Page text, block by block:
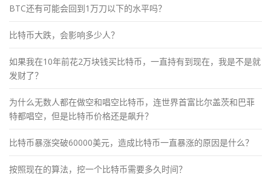
BTC还有可能会回到1万刀以下的水平吗？
比特币大跌，会影响多少人？
如果我在10年前花2万块钱买比特币，一直持有到现在，我是不是就
发财了？
为什么无数人都在做空和唱空比特币，连世界首富比尔盖茨和巴菲
特都唱空，但是比特币价格还是飙升？
比特币暴涨突破60000美元，造成比特币一直暴涨的原因是什么？
按照现在的算法，挖一个比特币需要多久时间？